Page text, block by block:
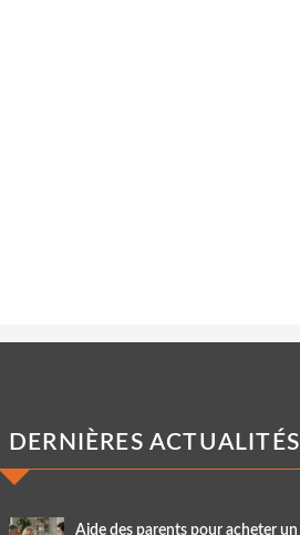
DERNIÈRES ACTUALITÉS
Aide des parents pour acheter un